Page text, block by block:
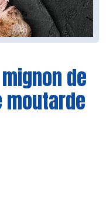
de
moutarde